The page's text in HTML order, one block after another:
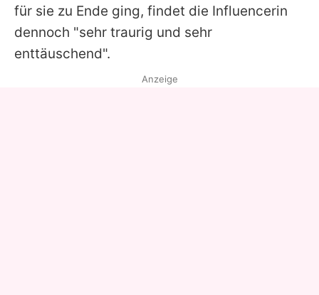
für sie zu Ende ging, findet die Influencerin
dennoch "sehr traurig und sehr
enttäuschend".
Anzeige